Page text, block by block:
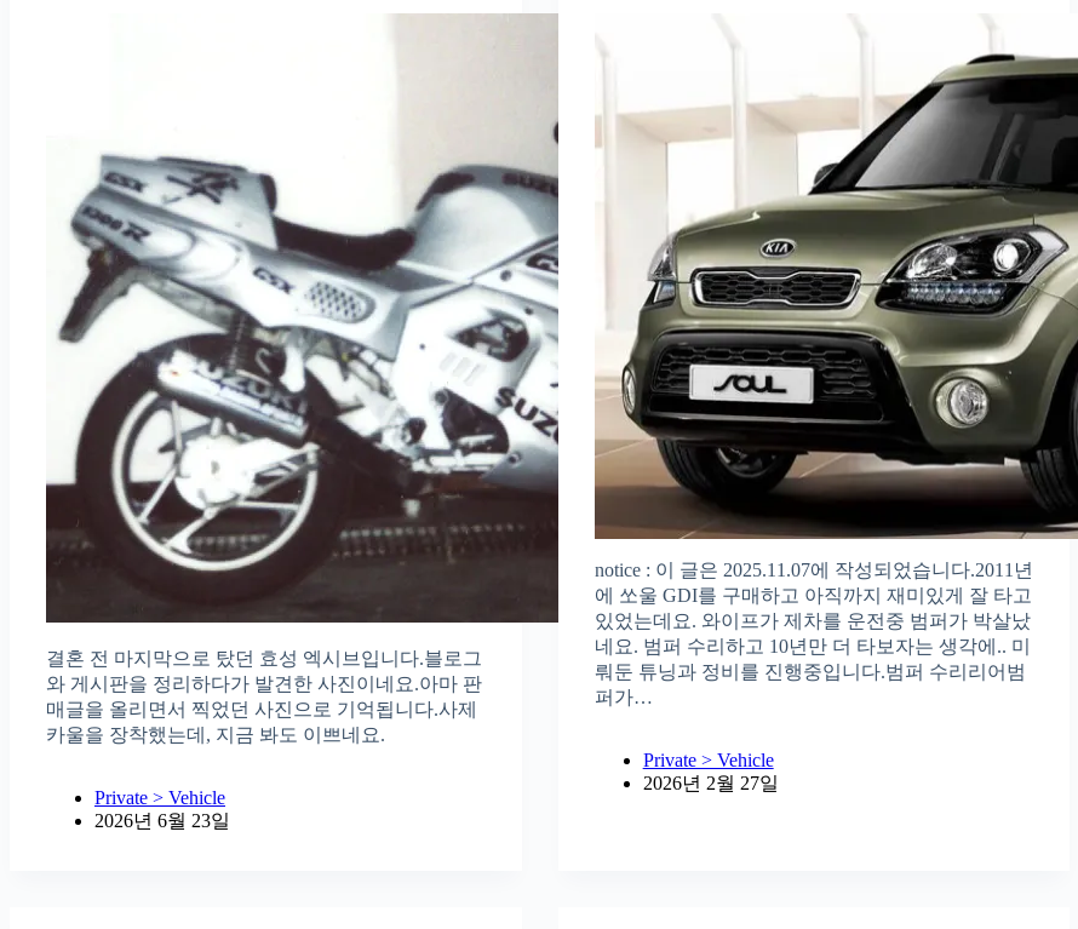
결혼 전 마지막으로 탔던 효성 엑시브입니다.블로그
와 게시판을 정리하다가 발견한 사진이네요.아마 판
매글을 올리면서 찍었던 사진으로 기억됩니다.사제
카울을 장착했는데, 지금 봐도 이쁘네요.
Private > Vehicle
2026년 6월 23일
notice : 이 글은 2025.11.07에 작성되었습니다.2011년
에 쏘울 GDI를 구매하고 아직까지 재미있게 잘 타고
있었는데요. 와이프가 제차를 운전중 범퍼가 박살났
네요. 범퍼 수리하고 10년만 더 타보자는 생각에.. 미
뤄둔 튜닝과 정비를 진행중입니다.범퍼 수리리어범
퍼가…
Private > Vehicle
2026년 2월 27일